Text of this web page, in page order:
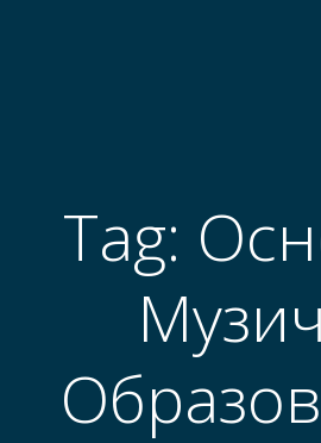
Tag: